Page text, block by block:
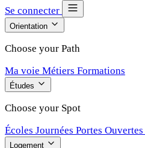
Se connecter
Orientation
Choose your Path
Ma voie Métiers Formations
Études
Choose your Spot
Écoles Journées Portes Ouvertes
Logement